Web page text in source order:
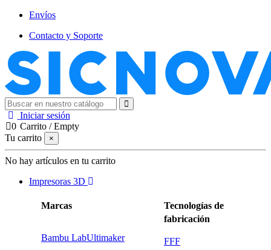
Envíos
Contacto y Soporte
Iniciar sesión
0 Carrito /Empty
Tu carrito
×
No hay artículos en tu carrito
Impresoras 3D
Marcas
Bambu LabUltimaker
Tecnologías de
fabricación
FFF